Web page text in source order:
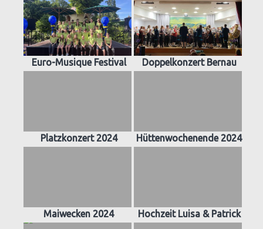
Euro-Musique Festival Doppelkonzert Bernau
Platzkonzert 2024 Hüttenwochenende 2024
Maiwecken 2024 Hochzeit Luisa & Patrick